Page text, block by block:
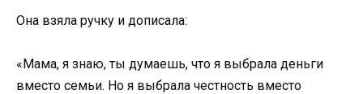
Она взяла ручку и дописала:
«Мама, я знаю, ты думаешь, что я выбрала деньги
вместо семьи. Но я выбрала честность вместо